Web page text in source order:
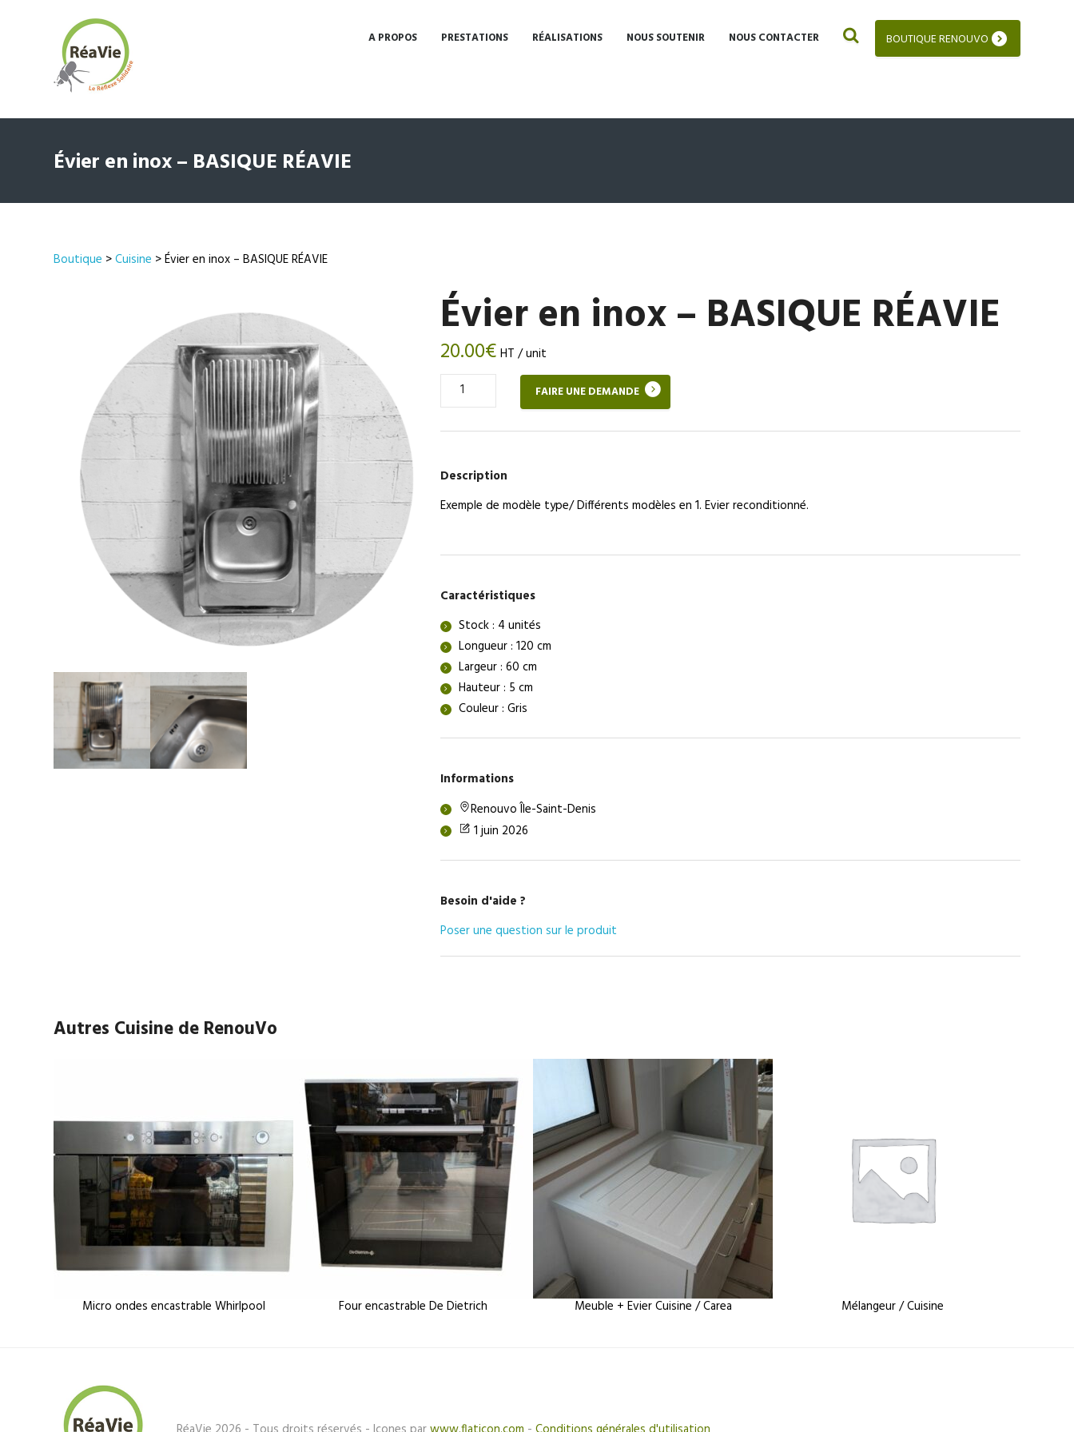
BOUTIQUE RENOUVO
A PROPOS PRESTATIONS RÉALISATIONS NOUS SOUTENIR NOUS CONTACTER
Évier en inox – BASIQUE RÉAVIE
Boutique >Cuisine > Évier en inox – BASIQUE RÉAVIE
Évier en inox – BASIQUE RÉAVIE
20.00€ HT / unit
Quantité
en
BASIQUE
RÉAVIE
FAIRE UNE DEMANDE
Description
Exemple de modèle type/ Différents modèles en 1. Evier reconditionné.
Caractéristiques
Stock : 4 unités
Longueur : 120 cm
Largeur : 60 cm
Hauteur : 5 cm
Couleur : Gris
Informations
Renouvo Île-Saint-Denis
1 juin 2026
Besoin d'aide ?
Poser une question sur le produit
Autres Cuisine de RenouVo
Micro ondes encastrable Whirlpool Four encastrable De Dietrich Meuble + Evier Cuisine / Carea Mélangeur / Cuisine